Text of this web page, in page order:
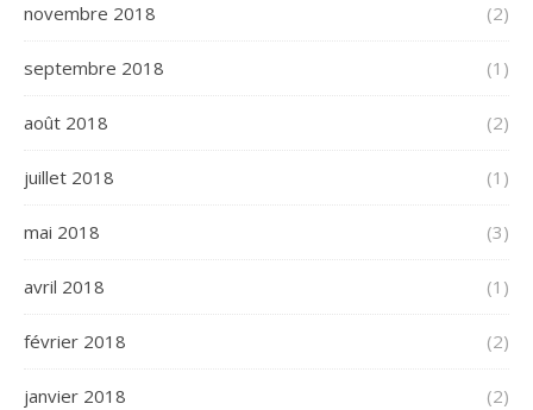
novembre 2018 (2)
septembre 2018 (1)
août 2018 (2)
juillet 2018 (1)
mai 2018 (3)
avril 2018 (1)
février 2018 (2)
janvier 2018 (2)